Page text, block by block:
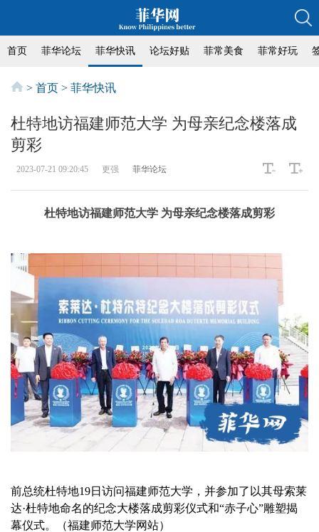
首页 菲华论坛 菲华快讯 论坛好贴 菲常美食 菲常好玩
> 首页 > 菲华快讯
杜特地访福建师范大学 为母亲纪念楼落成
剪彩
2023-07-21 09:20:45 更强 菲华论坛
杜特地访福建师范大学 为母亲纪念楼落成剪彩
前总统杜特地19日访问福建师范大学，并参加了以其母索莱
达·杜特地命名的纪念大楼落成剪彩仪式和“赤子心”雕塑揭
幕仪式。（福建师范大学网站）